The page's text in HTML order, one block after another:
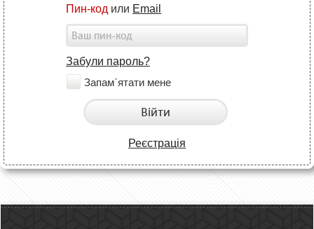
Пин-код или Email
Забули пароль?
Запам`ятати мене
Війти
Реєстрація